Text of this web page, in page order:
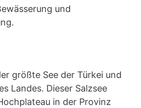
und
größte See der Türkei und
Landes. Dieser Salzsee
in der Provinz